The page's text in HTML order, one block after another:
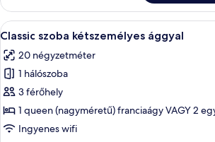
erkély
további
részletei
A
következő
szoba
összes
képének
megtekintése:
Classic
Egy
11
Classic szoba kétszemélyes ággyal
20 négyzetméter
1 hálószoba
3 férőhely
1 queen (nagyméretű) franciaágy VAGY 2
Ingyenes wifi